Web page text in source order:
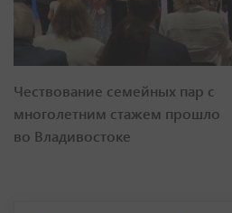
Чествование семейных пар с
многолетним стажем прошло
во Владивостоке